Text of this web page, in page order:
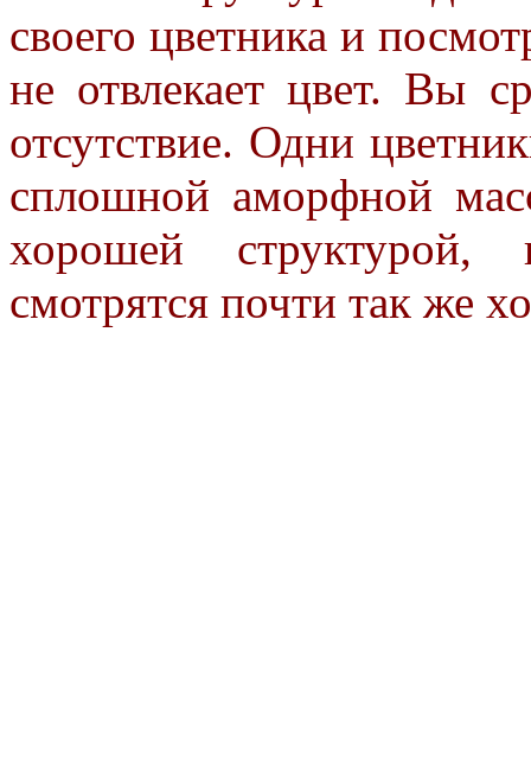
своего цветника и
не отвлекает цвет. Вы
отсутствие. Одни
сплошной аморфной
хорошей
смотрятся почти так же